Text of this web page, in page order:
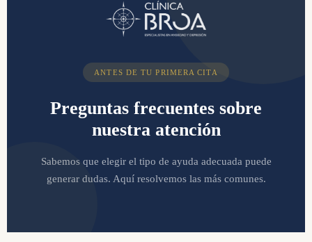
ANTES DE TU PRIMERA CITA
Preguntas frecuentes sobre
nuestra atención
Sabemos que elegir el tipo de ayuda adecuada puede
generar dudas. Aquí resolvemos las más comunes.